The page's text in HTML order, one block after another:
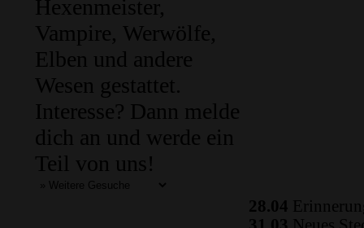
Hexenmeister,
Vampire, Werwölfe,
Elben und andere
Wesen gestattet.
Interesse? Dann melde
dich an und werde ein
Teil von uns!
28.04